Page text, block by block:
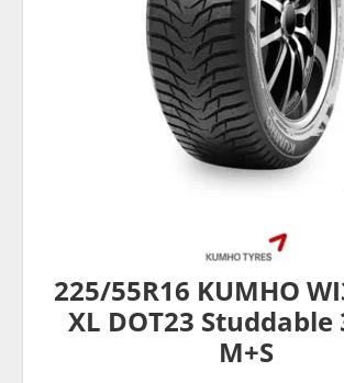
225/55R16 KUMHO
XL DOT23 Studdable
M+S